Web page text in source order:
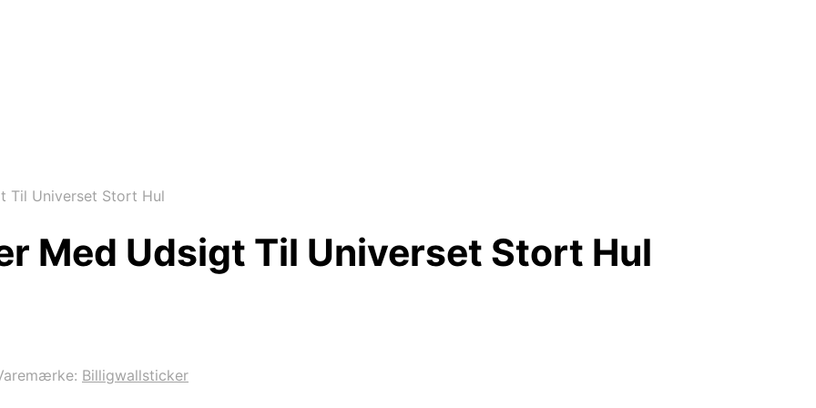
Til Universet Stort Hul
Med Udsigt Til Universet Stort Hul
Billigwallsticker